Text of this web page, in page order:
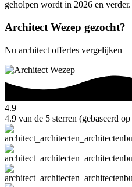
geholpen wordt in 2026 en verder.
Architect Wezep gezocht?
Nu architect offertes vergelijken
4.9
4.9 van de 5 sterren (gebaseerd op